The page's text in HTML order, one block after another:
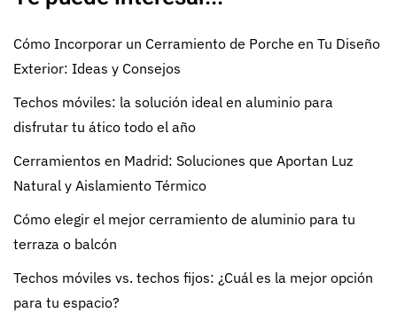
Cómo Incorporar un Cerramiento de Porche en Tu Diseño
Exterior: Ideas y Consejos
Techos móviles: la solución ideal en aluminio para
disfrutar tu ático todo el año
Cerramientos en Madrid: Soluciones que Aportan Luz
Natural y Aislamiento Térmico
Cómo elegir el mejor cerramiento de aluminio para tu
terraza o balcón
Techos móviles vs. techos fijos: ¿Cuál es la mejor opción
para tu espacio?